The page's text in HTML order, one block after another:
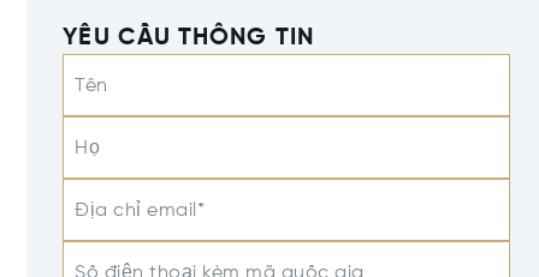
YÊU CẦU THÔNG TIN
Tên
Họ
Địa chỉ email*
Số điện thoại kèm mã quốc gia